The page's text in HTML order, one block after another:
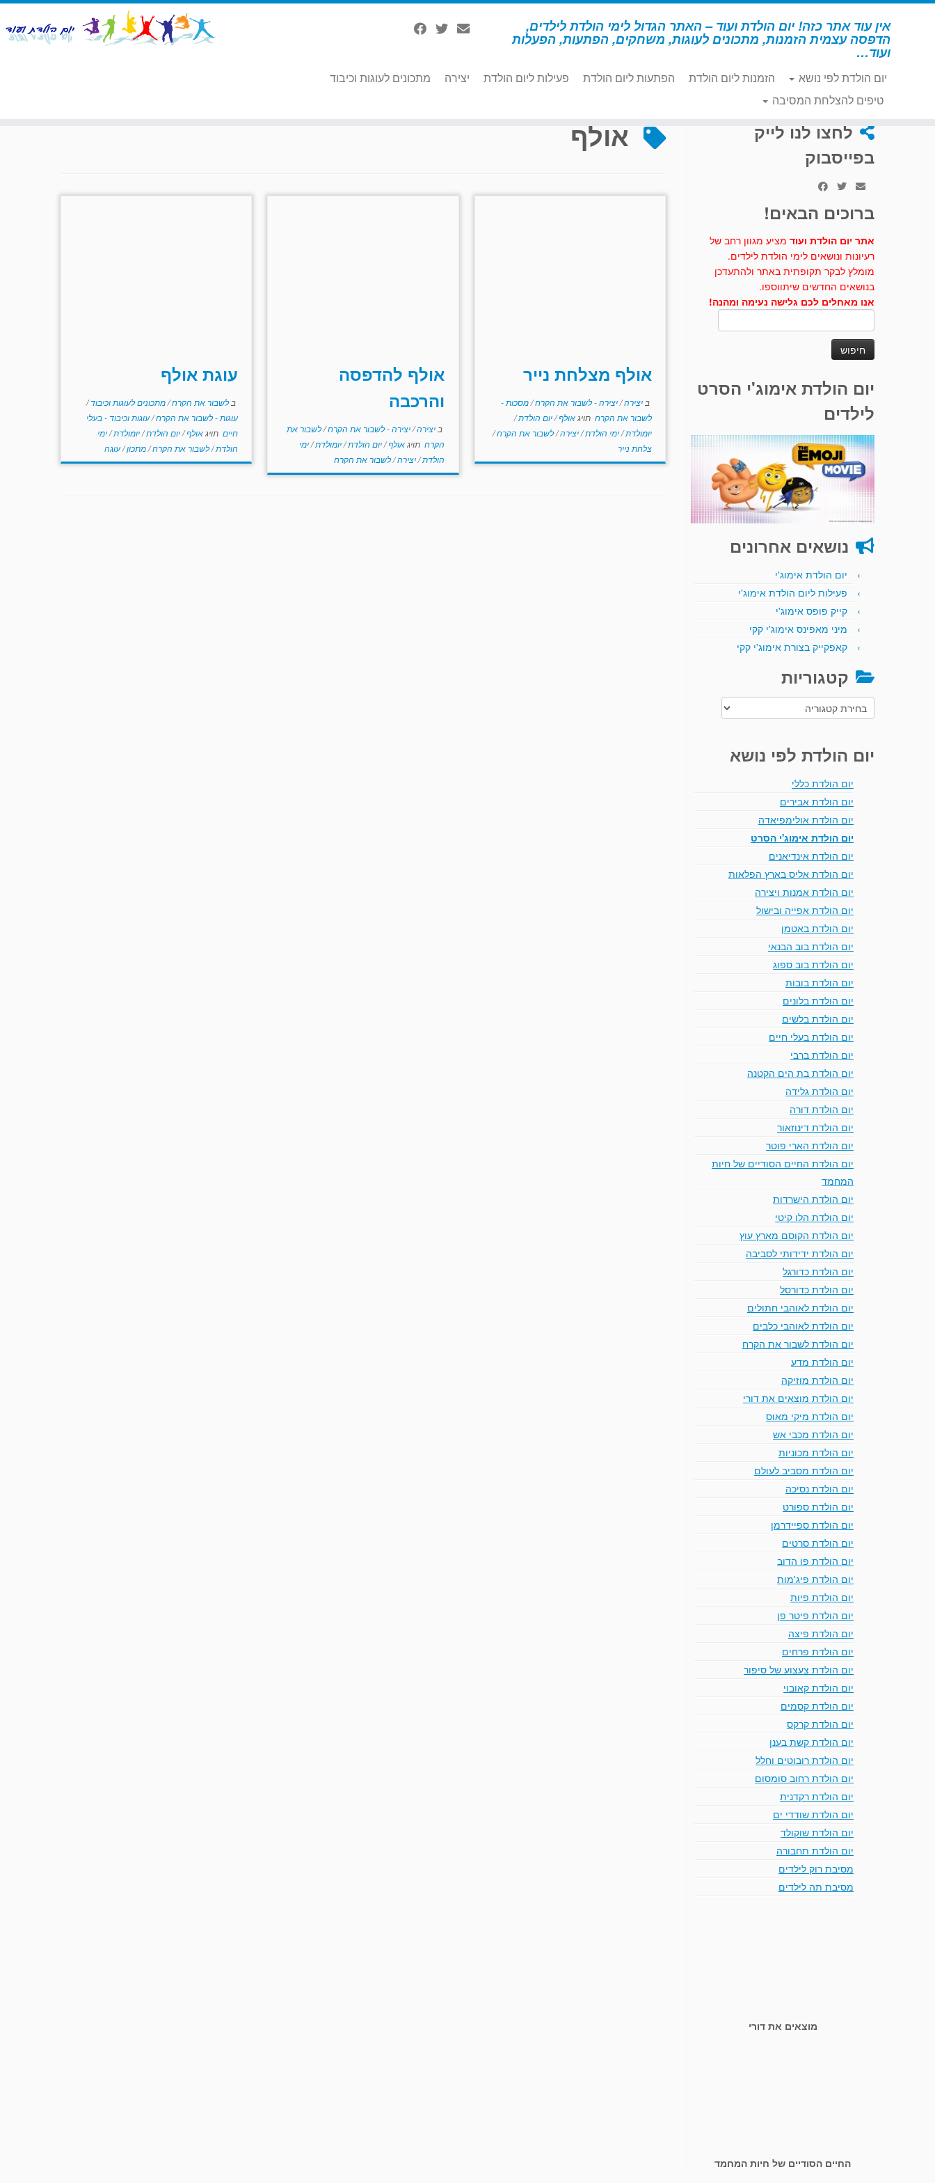
דלג
אין עוד אתר כזה! יום הולדת ועוד – האתר הגדול לימי הולדת לילדים,
הדפסה עצמית הזמנות, מתכונים לעוגות, משחקים, הפתעות, הפעלות
ועוד…
יום הולדת לפי נושא הזמנות ליום הולדת הפתעות ליום הולדת פעילות ליום הולדת יצירה
מתכונים לעוגות וכיבוד
טיפים להצלחת המסיבה
דף הבית » אולף
לחצו לנו לייק
בפייסבוק
ברוכים הבאים!
אתר יום הולדת ועוד מציע מגוון רחב של
רעיונות ונושאים לימי הולדת לילדים.
מומלץ לבקר תקופתית באתר ולהתעדכן
בנושאים החדשים שיתווספו.
אנו מאחלים לכם גלישה נעימה ומהנה!
יום הולדת אימוג'י הסרט
לילדים
נושאים אחרונים
יום הולדת אימוג'י
פעילות ליום הולדת אימוג'י
קייק פופס אימוג'י
מיני מאפינס אימוג'י קקי
קאפקייק בצורת אימוג'י קקי
קטגוריות
קטגוריות
יום הולדת לפי נושא
יום הולדת כללי
יום הולדת אבירים
יום הולדת אולימפיאדה
יום הולדת אימוג'י הסרט
יום הולדת אינדיאנים
יום הולדת אליס בארץ הפלאות
יום הולדת אמנות ויצירה
יום הולדת אפייה ובישול
יום הולדת באטמן
יום הולדת בוב הבנאי
יום הולדת בוב ספוג
יום הולדת בובות
יום הולדת בלונים
יום הולדת בלשים
יום הולדת בעלי חיים
יום הולדת ברבי
יום הולדת בת הים הקטנה
יום הולדת גלידה
יום הולדת דורה
יום הולדת דינוזאור
יום הולדת הארי פוטר
יום הולדת החיים הסודיים של חיות
המחמד
יום הולדת הישרדות
יום הולדת הלו קיטי
יום הולדת הקוסם מארץ עוץ
יום הולדת ידידותי לסביבה
יום הולדת כדורגל
יום הולדת כדורסל
יום הולדת לאוהבי חתולים
יום הולדת לאוהבי כלבים
יום הולדת לשבור את הקרח
יום הולדת מדע
יום הולדת מוזיקה
יום הולדת מוצאים את דורי
יום הולדת מיקי מאוס
יום הולדת מכבי אש
יום הולדת מכוניות
יום הולדת מסביב לעולם
יום הולדת נסיכה
יום הולדת ספורט
יום הולדת ספיידרמן
יום הולדת סרטים
יום הולדת פו הדוב
יום הולדת פיג'מות
יום הולדת פיות
יום הולדת פיטר פן
יום הולדת פיצה
יום הולדת פרחים
יום הולדת צעצוע של סיפור
יום הולדת קאובוי
יום הולדת קסמים
יום הולדת קרקס
יום הולדת קשת בענן
יום הולדת רובוטים וחלל
יום הולדת רחוב סומסום
יום הולדת רקדנית
יום הולדת שודדי ים
יום הולדת שוקולד
יום הולדת תחבורה
מסיבת רוק לילדים
מסיבת תה לילדים
מוצאים את דורי
החיים הסודיים של חיות המחמד
אולף
אולף מצלחת נייר
ביצירה/יצירה - לשבור את הקרח/מסכות -
לשבור את הקרח תויגאולף/יום הולדת/
יומולדת/ימי הולדת/יצירה/לשבור את הקרח/
צלחת נייר
אולף להדפסה
והרכבה
ב יצירה/יצירה - לשבור את הקרח/לשבור את
הקרח תויגאולף/יום הולדת/יומולדת/ימי
הולדת/יצירה/לשבור את הקרח
עוגת אולף
בלשבור את הקרח/מתכונים לעוגות וכיבוד/
עוגות - לשבור את הקרח/עוגות וכיבוד - בעלי
חיים תויגאולף/יום הולדת/יומולדת/ימי
הולדת/לשבור את הקרח/מתכון/עוגה